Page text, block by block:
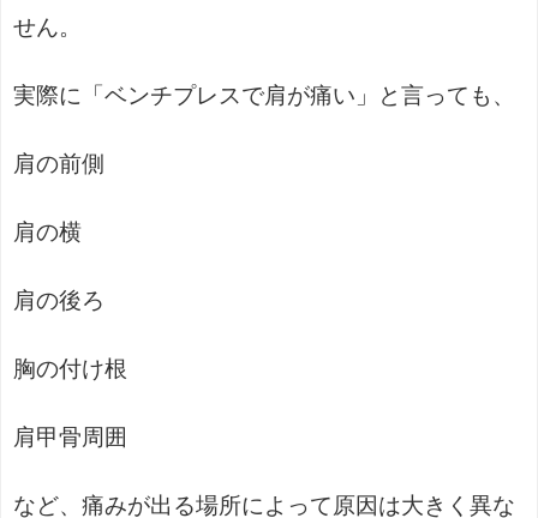
せん。
実際に「ベンチプレスで肩が痛い」と言っても、
肩の前側
肩の横
肩の後ろ
胸の付け根
肩甲骨周囲
など、痛みが出る場所によって原因は大きく異な